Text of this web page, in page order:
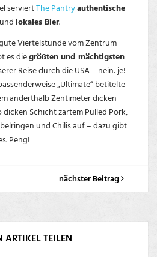
serviertThe Pantryauthentische
und lokales Bier.
Viertelstunde vom Zentrum
es diegrößten und mächtigsten
Reise durch die USA – nein: je! –
„Ultimate“ betitelte
anderthalb Zentimeter dicken
Schicht zartem Pulled Pork,
und Chilis auf – dazu gibt
Peng!
nächster Beitrag
ARTIKEL TEILEN